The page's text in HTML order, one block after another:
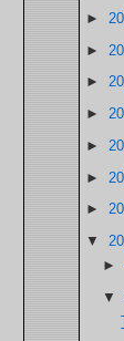
►
►
►
►
►
►
►
▼